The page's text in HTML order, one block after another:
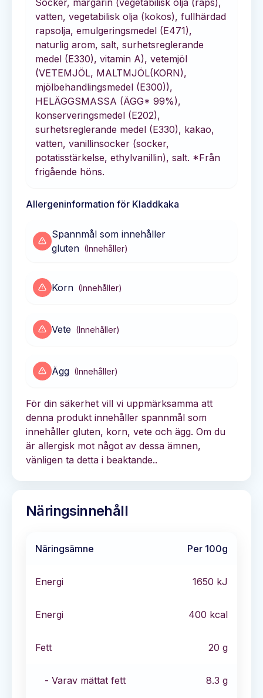
vatten, vegetabilisk olja (kokos), fullhärdad
rapsolja, emulgeringsmedel (E471),
naturlig arom, salt, surhetsreglerande
medel (E330), vitamin A), vetemjöl
(VETEMJÖL, MALTMJÖL(KORN),
mjölbehandlingsmedel (E300)),
HELÄGGSMASSA (ÄGG* 99%),
konserveringsmedel (E202),
surhetsreglerande medel (E330), kakao,
vatten, vanillinsocker (socker,
potatisstärkelse, ethylvanillin), salt. *Från
frigående höns.
Allergeninformation för Kladdkaka
Spannmål som innehåller
gluten (Innehåller)
Korn (Innehåller)
Vete (Innehåller)
Ägg (Innehåller)
För din säkerhet vill vi uppmärksamma att
denna produkt innehåller spannmål som
innehåller gluten, korn, vete och ägg. Om du
är allergisk mot något av dessa ämnen,
vänligen ta detta i beaktande..
Näringsinnehåll
Näringsämne Per 100g
Energi 1650 kJ
Energi 400 kcal
Fett 20 g
- Varav mättat fett 8.3 g